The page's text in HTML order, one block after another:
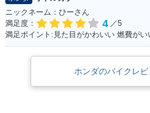
ニックネーム：ひーさん
満足度：
4 ／5
満足ポイント:見た目がかわいい 燃費がい
ホンダのバイクレビ